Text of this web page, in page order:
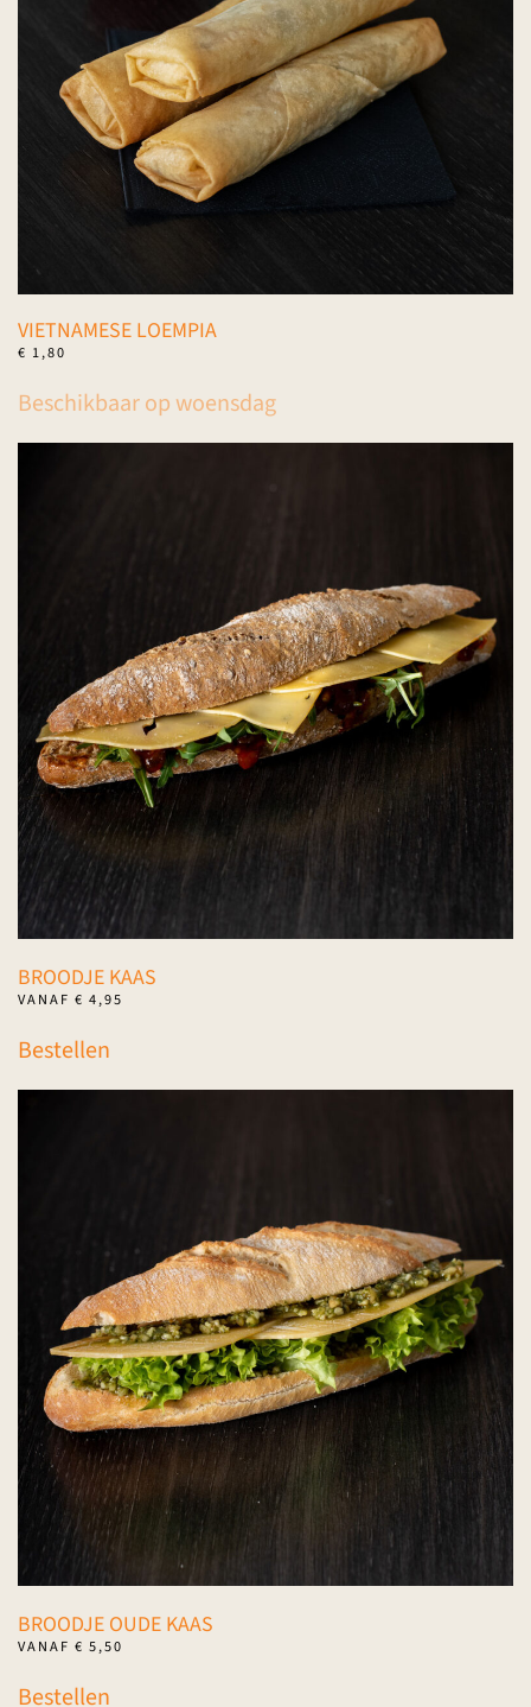
VIETNAMESE LOEMPIA
€ 1,80
Beschikbaar op woensdag
BROODJE KAAS
VANAF € 4,95
Bestellen
heeft
kan
gekozen
worden
op
de
productpagina
BROODJE OUDE KAAS
VANAF € 5,50
Bestellen